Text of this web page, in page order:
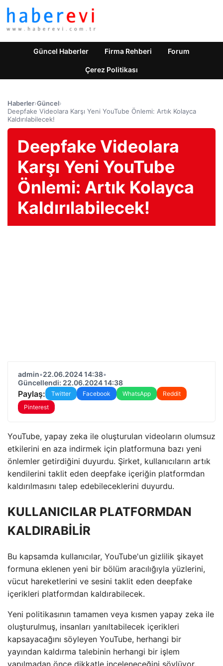
Güncel Haberler Firma Rehberi Forum
Çerez Politikası
Haberler›Güncel›
Deepfake Videolara Karşı Yeni YouTube Önlemi: Artık Kolayca
Kaldırılabilecek!
Deepfake Videolara
Karşı Yeni YouTube
Önlemi: Artık Kolayca
Kaldırılabilecek!
admin•22.06.2024 14:38•
Güncellendi: 22.06.2024 14:38
Paylaş: Twitter Facebook WhatsApp
Reddit
Pinterest
YouTube, yapay zeka ile oluşturulan videoların olumsuz
etkilerini en aza indirmek için platformuna bazı yeni
önlemler getirdiğini duyurdu. Şirket, kullanıcıların artık
kendilerini taklit eden deepfake içeriğin platformdan
kaldırılmasını talep edebileceklerini duyurdu.
KULLANICILAR PLATFORMDAN
KALDIRABİLİR
Bu kapsamda kullanıcılar, YouTube'un gizlilik şikayet
formuna eklenen yeni bir bölüm aracılığıyla yüzlerini,
vücut hareketlerini ve sesini taklit eden deepfake
içerikleri platformdan kaldırabilecek.
Yeni politikasının tamamen veya kısmen yapay zeka ile
oluşturulmuş, insanları yanıltabilecek içerikleri
kapsayacağını söyleyen YouTube, herhangi bir
yayından kaldırma talebinin herhangi bir işlem
yapılmadan önce dikkatle inceleneceğini söylüyor.